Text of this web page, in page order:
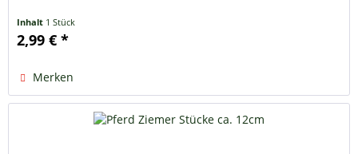
Inhalt 1 Stück
2,99 € *
Merken